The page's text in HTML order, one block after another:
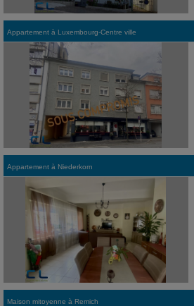
Appartement à Luxembourg-Centre ville
Appartement à Niederkorn
Maison mitoyenne à Remich